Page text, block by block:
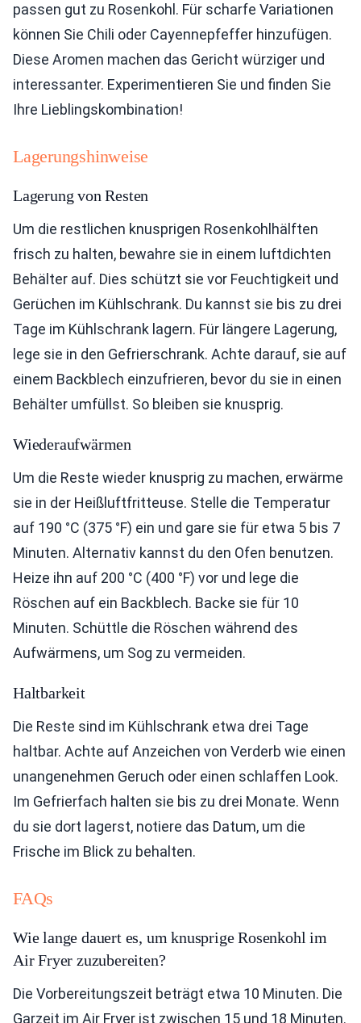
passen gut zu Rosenkohl. Für scharfe Variationen
können Sie Chili oder Cayennepfeffer hinzufügen.
Diese Aromen machen das Gericht würziger und
interessanter. Experimentieren Sie und finden Sie
Ihre Lieblingskombination!
Lagerungshinweise
Lagerung von Resten
Um die restlichen knusprigen Rosenkohlhälften
frisch zu halten, bewahre sie in einem luftdichten
Behälter auf. Dies schützt sie vor Feuchtigkeit und
Gerüchen im Kühlschrank. Du kannst sie bis zu drei
Tage im Kühlschrank lagern. Für längere Lagerung,
lege sie in den Gefrierschrank. Achte darauf, sie auf
einem Backblech einzufrieren, bevor du sie in einen
Behälter umfüllst. So bleiben sie knusprig.
Wiederaufwärmen
Um die Reste wieder knusprig zu machen, erwärme
sie in der Heißluftfritteuse. Stelle die Temperatur
auf 190 °C (375 °F) ein und gare sie für etwa 5 bis 7
Minuten. Alternativ kannst du den Ofen benutzen.
Heize ihn auf 200 °C (400 °F) vor und lege die
Röschen auf ein Backblech. Backe sie für 10
Minuten. Schüttle die Röschen während des
Aufwärmens, um Sog zu vermeiden.
Haltbarkeit
Die Reste sind im Kühlschrank etwa drei Tage
haltbar. Achte auf Anzeichen von Verderb wie einen
unangenehmen Geruch oder einen schlaffen Look.
Im Gefrierfach halten sie bis zu drei Monate. Wenn
du sie dort lagerst, notiere das Datum, um die
Frische im Blick zu behalten.
FAQs
Wie lange dauert es, um knusprige Rosenkohl im
Air Fryer zuzubereiten?
Die Vorbereitungszeit beträgt etwa 10 Minuten. Die
Garzeit im Air Fryer ist zwischen 15 und 18 Minuten.